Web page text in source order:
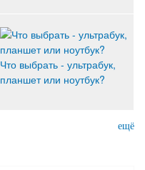
Что выбрать - ультрабук,
планшет или ноутбук?
ещё